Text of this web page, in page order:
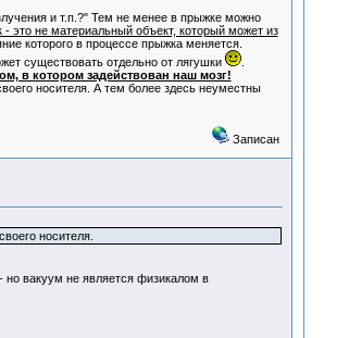
и т.п.?" Тем не менее в прыжке можно
- это не материальный объект, который может из
которого в процессе прыжка меняется.
существовать отдельно от лягушки
.
в котором задействован наш мозг!
носителя. А тем более здесь неуместны
Записан
носителя.
но вакуум не является физикалом в